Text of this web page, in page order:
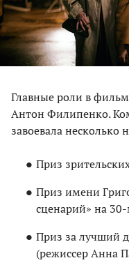
Главные роли в
Антон Филипенко.
завоевала несколько
Приз
Приз имени
сценарий» на
Приз за лучший
(режиссер Анна